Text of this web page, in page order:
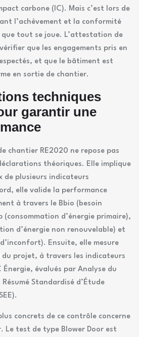
carbone (IC). Mais c’est lors de
l’achèvement et la conformité
que tout se joue. L’attestation de
que les engagements pris en
et que le bâtiment est
en sortie de chantier.
techniques
garantir une
chantier RE2020 ne repose pas
théoriques. Elle implique
de plusieurs indicateurs
elle valide la performance
à travers le Bbio (besoin
(consommation d’énergie primaire),
d’énergie non renouvelable) et
Ensuite, elle mesure
du projet, à travers les indicateurs
évalués par Analyse du
Standardisé d’Étude
concrets de ce contrôle concerne
Le test de type Blower Door est